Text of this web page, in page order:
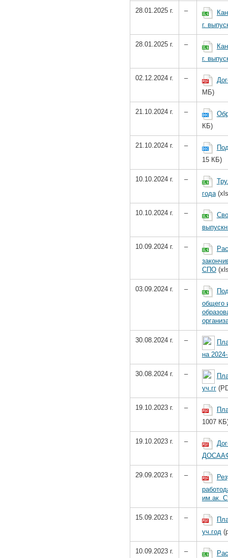
28.01.2025 г. –
г.
28.01.2025 г. –
г.
02.12.2024 г. –
МБ)
21.10.2024 г. –
КБ)
21.10.2024 г. –
15 КБ)
10.10.2024 г. –
года
10.10.2024 г. –
10.09.2024 г. –
СПО
03.09.2024 г. –
общего
30.08.2024 г. –
на
30.08.2024 г. –
уч.гг
19.10.2023 г. –
1007
19.10.2023 г. –
29.09.2023 г. –
им.ак.
15.09.2023 г. –
уч.год
10.09.2023 г. –